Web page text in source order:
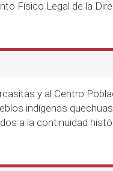
Físico Legal de la
y al Centro
indígenas
a la continuidad